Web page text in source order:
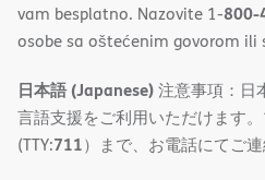
vam besplatno. Nazovite 1-800-
osobe sa oštećenim govorom ili
日本語 (Japanese)注意事項：日
言語支援をご利用いただけます
(TTY:711）まで、お電話にてご連